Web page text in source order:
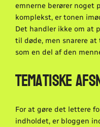
emnerne berører noget
komplekst, er tonen
Det handler ikke om at
til døde, men snarere
som en del af den
Tematiske
For at gøre det lettere
indholdet, er bloggen